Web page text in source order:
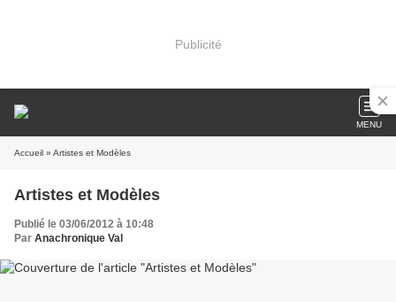
Publicité
MENU
Accueil » Artistes et Modèles
Artistes et Modèles
Publié le 03/06/2012 à 10:48
Par Anachronique Val